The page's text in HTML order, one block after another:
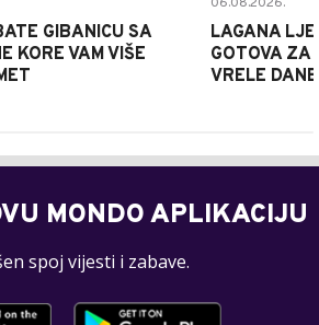
GIBANICU SA
KORE VAM VIŠE
06.08.2026.
LAGANA
GOTOVA ZA
VRELE DANE
MONDO APLIKACIJU
spoj vijesti i zabave.